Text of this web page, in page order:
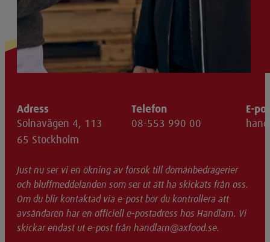
Adress
Solnavägen 4, 113
65 Stockholm
Telefon
08-553 990 00
E-
Just nu ser vi en ökning av försök till domänbedrägerier
och bluffmeddelanden som ser ut att ha skickats från oss.
Om du blir kontaktad via e-post bör du kontrollera att
avsändaren har en officiell e-postadress hos Handlarn. Vi
skickar endast ut e-post från handlarn@axfood.se.